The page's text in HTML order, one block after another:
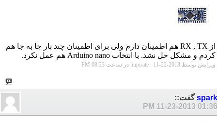
از RX , TX هم اطمینان دارم ولی برای اطمینان چند بار جا به جا هم
کردم و مشکل حل نشد. با انتخاب Arduino nano هم عمل نکرد.
ویرایش توسط hupirate : 11-22-2013 در ساعت 08:23 PM
sparkگفت::
11-23-2013 01:36 PM